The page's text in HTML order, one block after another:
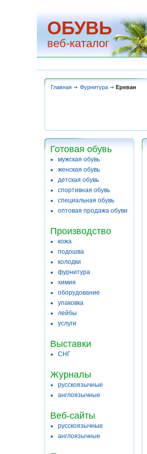
ОБУВЬ
веб-каталог
Главная Фурнитура Ереван
Готовая обувь
мужская обувь
женская обувь
детская обувь
спортивная обувь
специальная обувь
оптовая продажа обуви
Производство
кожа
подошва
колодки
фурнитура
химия
оборудование
упаковка
лейбы
услуги
Выставки
СНГ
Журналы
русскоязычные
англоязычные
Веб-сайты
русскоязычные
англоязычные